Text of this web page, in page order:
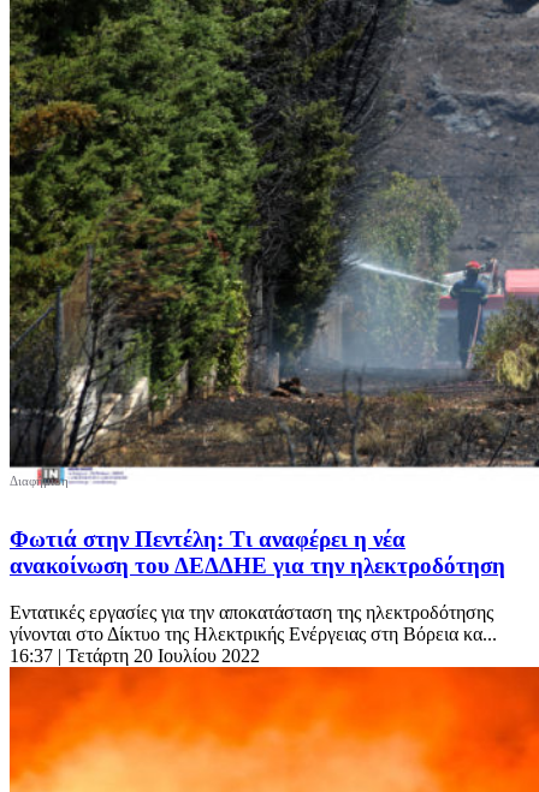
Φωτιά στην Πεντέλη: Τι αναφέρει η νέα
ανακοίνωση του ΔΕΔΔΗΕ για την ηλεκτροδότηση
Εντατικές εργασίες για την αποκατάσταση της ηλεκτροδότησης
γίνονται στο Δίκτυο της Ηλεκτρικής Ενέργειας στη Βόρεια κα...
16:37 | Τετάρτη 20 Ιουλίου 2022